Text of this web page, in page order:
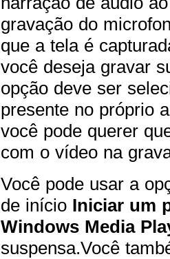
gravação do
que a tela é
você deseja gravar
opção deve ser
presente no próprio
você pode querer
com o vídeo na
Você pode usar a
de início Iniciar um
Windows Media
suspensa.Você